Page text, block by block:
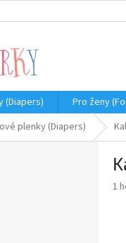
(Diapers) Pro ženy
plenky (Diapers)
1